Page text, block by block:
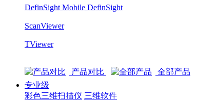
DefinSight Mobile DefinSight
ScanViewer
TViewer
产品对比
全部产品
专业级
彩色三维扫描仪 三维软件